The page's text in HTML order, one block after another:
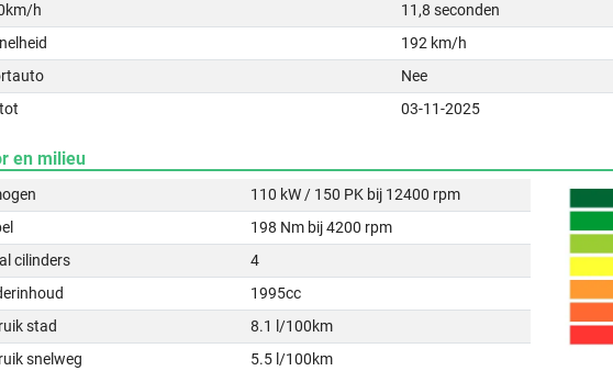
h
11,8 seconden
192 km/h
Nee
03-11-2025
en milieu
110 kW / 150 PK bij 12400 rpm
198 Nm bij 4200 rpm
cilinders
4
1995cc
stad
8.1 l/100km
snelweg
5.5 l/100km